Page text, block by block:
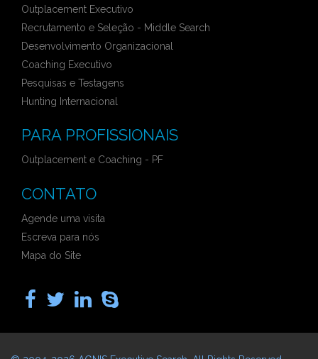
Outplacement Executivo
Recrutamento e Seleção - Middle Search
Desenvolvimento Organizacional
Coaching Executivo
Pesquisas e Testagens
Hunting Internacional
PARA PROFISSIONAIS
Outplacement e Coaching - PF
CONTATO
Agende uma visita
Escreva para nós
Mapa do Site